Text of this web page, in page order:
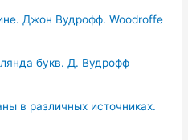
Джон Вудрофф. Woodroffe
букв. Д. Вудрофф
в различных источниках.